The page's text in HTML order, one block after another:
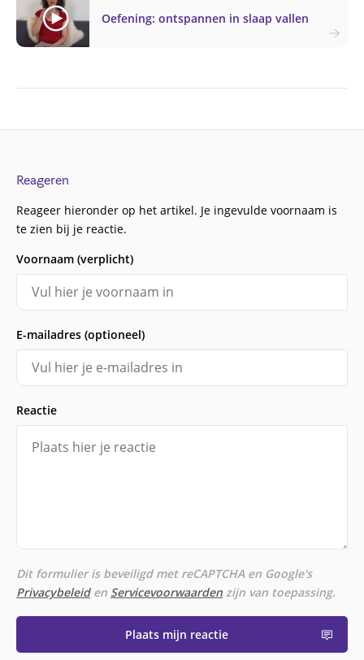
Oefening: ontspannen in slaap vallen
Reageren
Reageer hieronder op het artikel. Je ingevulde voornaam is
te zien bij je reactie.
Voornaam (verplicht)
E-mailadres (optioneel)
Reactie
Dit formulier is beveiligd met reCAPTCHA en Google's
Privacybeleiden Servicevoorwaarden zijn van toepassing.
Plaats mijn reactie